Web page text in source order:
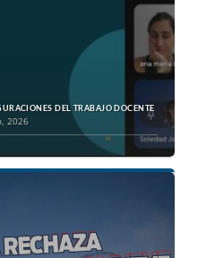
DEL TRABAJO DOCENTE
2026